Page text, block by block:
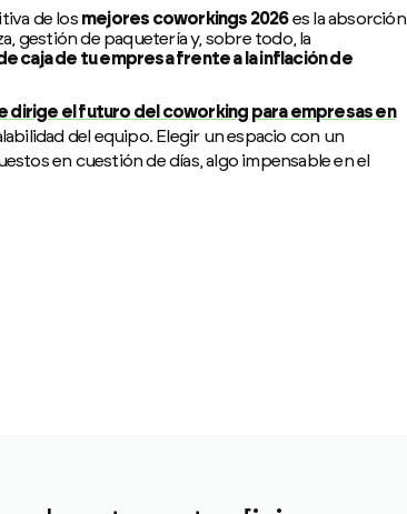
de los mejores coworkings 2026es la absorción
gestión de paquetería y, sobre todo, la
caja de tu empresa frente a la inflación de
dirige el futuro del coworking para empresas en
del equipo. Elegir un espacio con un
en cuestión de días, algo impensable en el